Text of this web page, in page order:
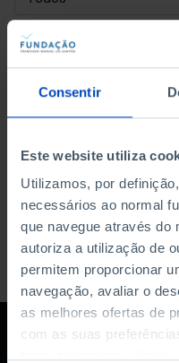
Consentir
Este website utiliza
Utilizamos, por
necessários ao normal
que navegue através do
autoriza a utilização de
permitem proporcionar
navegação, avaliar o
as melhores ofertas de
com as suas
DATA DE INÍCIO
DATA DE FIM